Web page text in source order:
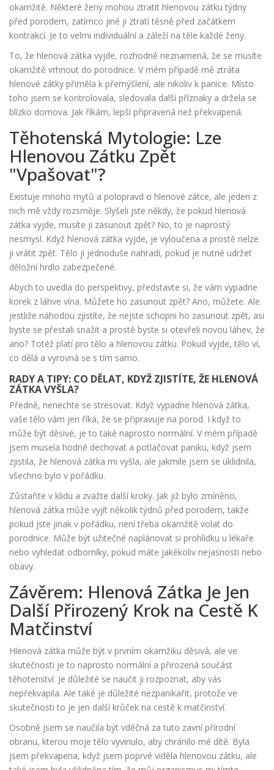
okamžitě. Některé ženy mohou ztratit hlenovou zátku týdny
před porodem, zatímco jiné ji ztratí těsně před začátkem
kontrakcí. Je to velmi individuální a záleží na těle každé ženy.
To, že hlenová zátka vyjde, rozhodně neznamená, že se musíte
okamžitě vrhnout do porodnice. V mém případě mě ztráta
hlenové zátky přiměla k přemýšlení, ale nikoliv k panice. Místo
toho jsem se kontrolovala, sledovala další příznaky a držela se
blízko domova. Jak říkám, lepší připravená než překvapená.
Těhotenská Mytologie: Lze
Hlenovou Zátku Zpět
"Vpašovat"?
Existuje mnoho mytů a polopravd o hlenové zátce, ale jeden z
nich mě vždy rozsměje. Slyšeli jste někdy, že pokud hlenová
zátka vyjde, musíte ji zasunout zpět? No, to je naprostý
nesmysl. Když hlenová zátka vyjde, je vyloučena a prostě nelze
ji vrátit zpět. Tělo ji jednoduše nahradí, pokud je nutné udržet
děložní hrdlo zabezpečené.
Abych to uvedla do perspektivy, představte si, že vám vypadne
korek z láhve vína. Můžete ho zasunout zpět? Ano, můžete. Ale
jestliže náhodou zjistíte, že nejste schopni ho zasunout zpět, asi
byste se přestali snažit a prostě byste si otevřeli novou láhev, že
ano? Totéž platí pro tělo a hlenovou zátku. Pokud vyjde, tělo ví,
co dělá a vyrovná se s tím samo.
RADY A TIPY: CO DĚLAT, KDYŽ ZJISTÍTE, ŽE HLENOVÁ
ZÁTKA VYŠLA?
Předně, nenechte se stresovat. Když vypadne hlenová zátka,
vaše tělo vám jen říká, že se připravuje na porod. I když to
může být děsivé, je to také naprosto normální. V mém případě
jsem musela hodně dechovat a potlačovat paniku, když jsem
zjistila, že hlenová zátka mi vyšla, ale jakmile jsem se uklidnila,
všechno bylo v pořádku.
Zůstaňte v klidu a zvažte další kroky. Jak již bylo zmíněno,
hlenová zátka může vyjít několik týdnů před porodem, takže
pokud jste jinak v pořádku, není třeba okamžitě volat do
porodnice. Může být užitečné naplánovat si prohlídku u lékaře
nebo vyhledat odborníky, pokud máte jakékoliv nejasnosti nebo
obavy.
Závěrem: Hlenová Zátka Je Jen
Další Přirozený Krok na Cestě K
Matčinství
Hlenová zátka může být v prvním okamžiku děsivá, ale ve
skutečnosti je to naprosto normální a přirozená součást
těhotenství. Je důležité se naučit ji rozpoznat, aby vás
nepřekvapila. Ale také je důležité nezpanikařit, protože ve
skutečnosti to je jen další krůček na cestě k matčinství.
Osobně jsem se naučila být vděčná za tuto zavní přírodní
obranu, kterou moje tělo vyvinulo, aby chránilo mé dítě. Byla
jsem překvapena, když jsem poprvé viděla hlenovou zátku, ale